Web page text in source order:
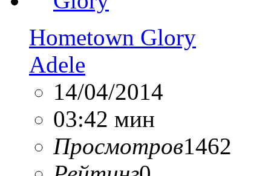
Hometown Glory
Adele
14/04/2014
03:42 мин
Просмотров1462